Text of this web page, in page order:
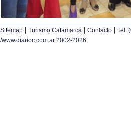
Sitemap | Turismo Catamarca | Contacto | Tel.
/www.diarioc.com.ar 2002-2026